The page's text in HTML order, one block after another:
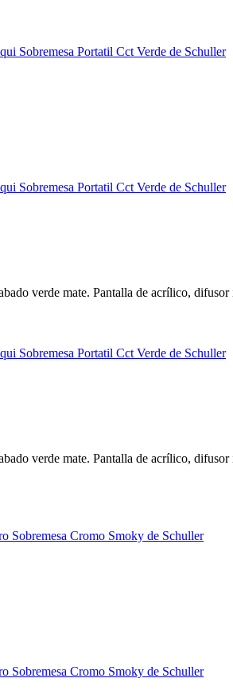
verde mate. Pantalla de acrílico,
verde mate. Pantalla de acrílico,